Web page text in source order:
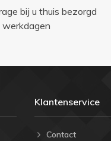
bij u thuis bezorgd
Klantenservice
Contact